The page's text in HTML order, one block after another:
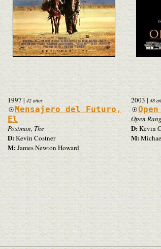
1997|42 años
Mensajero del Futuro,
El
Postman, The
D:Kevin Costner
M:James Newton Howard
2003 | 48
Open
D:Kevin
M: